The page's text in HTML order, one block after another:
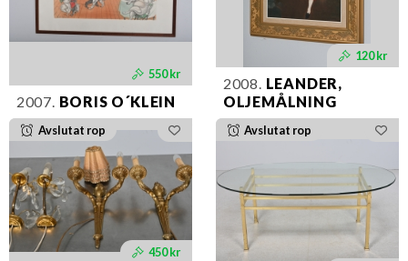
550 kr
2007. BORIS O´KLEIN
120 kr
2008. LEANDER,
OLJEMÅLNING
Avslutat rop
450 kr
Avslutat rop